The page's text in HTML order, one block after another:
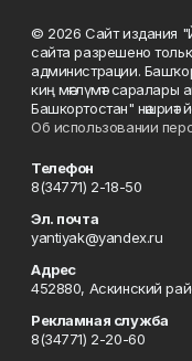
© 2026 Сайт издания
сайта разрешено
администрации.
киң мәғлүмәт саралары
Башкортостан" нәшриәт
Об использовании
Телефон
8(34771) 2-18-50
Эл. почта
yantiyak@yandex.ru
Адрес
452880, Аскинский
Рекламная служба
8(34771) 2-20-60